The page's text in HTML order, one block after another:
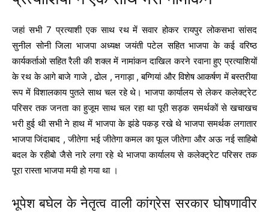
जहां सभी 7 प्रत्याशी एक साथ रथ में सवार होकर रायपुर लोकसभा सांसद
सुनील सोनी जिला भाजपा अध्यक्ष जयंती पटेल सहित भाजपा के कई वरिष्ठ
कार्यकर्ताओ सहित रैली की शक्ल में नामांकन दाखिल करने रवाना हुए प्रत्याशियों
के रथ के आगे बाजे गाजे , ढोल , नगाड़ा , बग्गियां और विशेष आकर्षण में बस्तरीया
रूप में विशालकाय पुतले साथ चल रहे थे। भाजपा कार्यालय से लेकर कलेक्ट्रेट
परिसर तक जनता का हुजूम साथ चल रहा था पूरी सड़क समर्थकों से खचाखच
भरी हुई थी सभी ने हाथ में भाजपा के झंडे पकड़ रखे थे भाजपा समर्थक लगातार
भाजपा जिंदाबाद , जीतेगा भई जीतेगा कमल का फूल जीतेगा और अऊ नई साहिबो
बदल के रहीबो जैसे नारे लगा रहे थे भाजपा कार्यालय से कलेक्ट्रेट परिसर तक
पूरा रास्ता भाजपा मयी हो गया था ।
भूपेश बघेल के नेतृत्व वाली कांग्रेस सरकार घोषणावीर